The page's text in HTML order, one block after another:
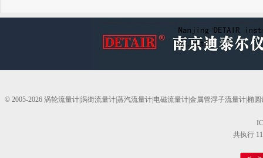
© 2005-2026 涡轮流量计|涡街流量计|蒸汽流量计|电磁流量计|金属管浮子流量计|椭
共执行